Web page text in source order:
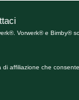
Vorwerk® e Bimby®
affiliazione che